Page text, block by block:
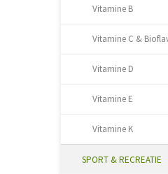
Vitamine B
Vitamine C &
Vitamine D
Vitamine E
Vitamine K
SPORT & RECREATIE